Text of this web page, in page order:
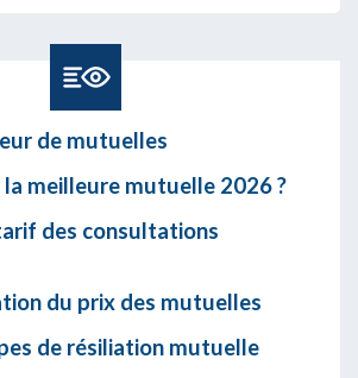
de mutuelles
meilleure mutuelle 2026 ?
des consultations
du prix des mutuelles
de résiliation mutuelle